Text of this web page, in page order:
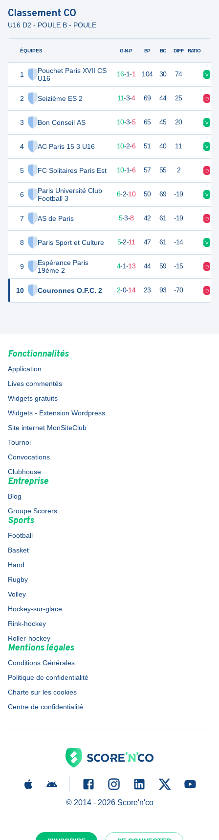
Classement CO
U16 D2 - POULE B - POULE
ÉQUIPES
1
Pouchet Paris XVII CS
U16
2 Seizième ES 2
3 Bon Conseil AS
4 AC Paris 15 3 U16
5 FC Solitaires Paris Est
6
Paris Université Club
Football 3
7 AS de Paris
8 Paris Sport et Culture
9
Espérance Paris
19ème 2
10 Couronnes O.F.C. 2
G-N-P BP BC DIFF RATIO
49 18 16-1-1 104 30 74 V
11-3-4 69 44 25 D
10-3-5 65 45 20 V
32 10-2-6 51 40 11 V
30 18 10-1-6 57 55 2 D
20 18 6-2-10 50 69 -19 V
5-3-8 42 61 -19 D
16 18 5-2-11 47 61 -14 V
13 4-1-13 44 59 -15 D
4 17 2-0-14 23 93 -70 D
Fonctionnalités
Application
Lives commentés
Widgets gratuits
Widgets - Extension Wordpress
Site internet MonSiteClub
Tournoi
Convocations
Clubhouse
Entreprise
Blog
Groupe Scorers
Sports
Football
Basket
Hand
Rugby
Volley
Hockey-sur-glace
Rink-hockey
Roller-hockey
Mentions légales
Conditions Générales
Politique de confidentialité
Charte sur les cookies
Centre de confidentialité
© 2014 - 2026Score'n'co